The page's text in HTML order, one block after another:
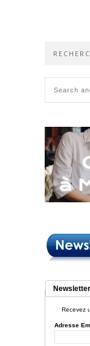
Newsletter
Recevez
Adresse